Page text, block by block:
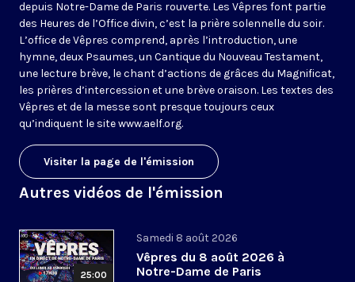
depuis Notre-Dame de Paris rouverte. Les Vêpres font partie
des Heures de l’Office divin, c’est la prière solennelle du soir.
L’office de Vêpres comprend, après l’introduction, une
hymne, deux Psaumes, un Cantique du Nouveau Testament,
une lecture brève, le chant d’actions de grâces du Magnificat,
les prières d’intercession et une brève oraison. Les textes des
Vêpres et de la messe sont presque toujours ceux
qu’indiquent le sitewww.aelf.org.
Visiter la page de l'émission
Autres vidéos de l'émission
25:00
Samedi 8 août 2026
Vêpres du 8 août 2026 à
Notre-Dame de Paris